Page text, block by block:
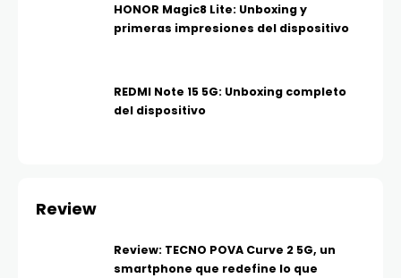
HONOR Magic8 Lite: Unboxing y
primeras impresiones del dispositivo
REDMI Note 15 5G: Unboxing completo
del dispositivo
Review
Review: TECNO POVA Curve 2 5G, un
smartphone que redefine lo que